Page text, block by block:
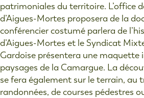
patrimoniales du territoire. L’office
d’Aigues-Mortes proposera de la
conférencier costumé parlera de
d’Aigues-Mortes et le Syndicat
Gardoise présentera une maquette
paysages de la Camargue. La
se fera également sur le terrain, au
randonnées, de courses pédestres